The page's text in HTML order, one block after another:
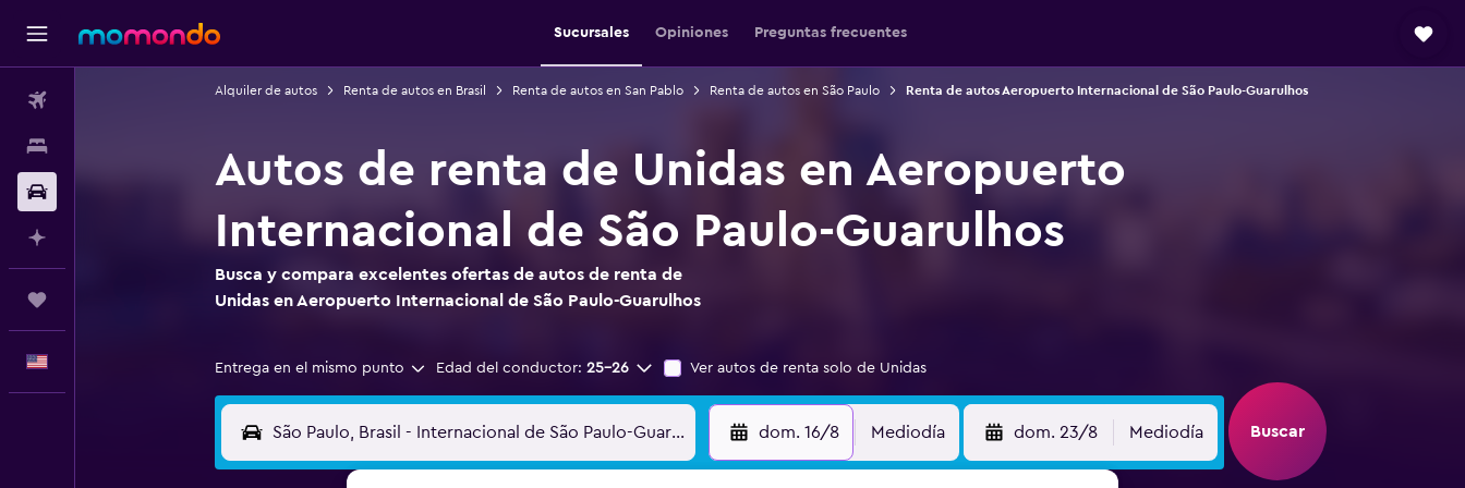
Sucursales Opiniones Preguntas frecuentes
Alquiler de autos Renta de autos en Brasil Renta de autos en San Pablo Renta de autos en São Paulo Renta de autos Aeropuerto Internacional de São Paulo-Guarulhos
Autos de renta de Unidas en Aeropuerto
Internacional de São Paulo-Guarulhos
Busca y compara excelentes ofertas de autos de renta de
Unidas en Aeropuerto Internacional de São Paulo-Guarulhos
Entrega en el mismo punto Edad del conductor: 25-26 Ver autos de renta solo de Unidas
dom. 16/8 Mediodía dom. 23/8 Mediodía Buscar